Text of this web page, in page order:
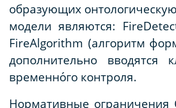
образующих
модели являются:
FireAlgorithm (алгоритм
дополнительно вводятся
временно́го контроля.
Нормативные ограничения